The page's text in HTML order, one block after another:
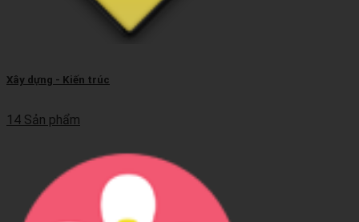
Xây dựng - Kiến trúc
14 Sản phẩm